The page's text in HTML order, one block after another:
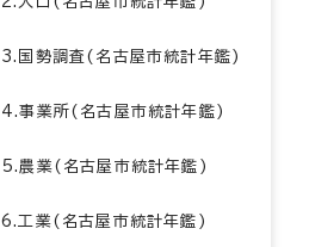
3.国勢調査(名古屋市統計年鑑)
4.事業所(名古屋市統計年鑑)
5.農業(名古屋市統計年鑑)
6.工業(名古屋市統計年鑑)